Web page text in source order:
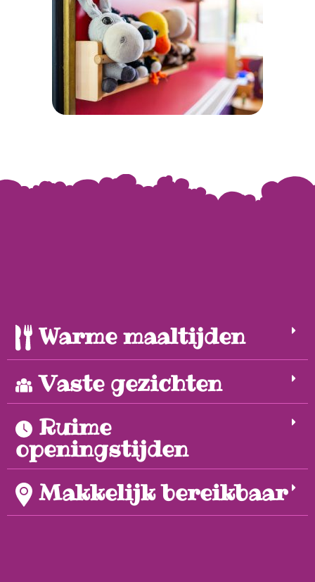
Warme maaltijden
Vaste gezichten
Ruime
openingstijden
Makkelijk bereikbaar